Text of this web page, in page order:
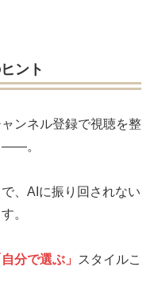
ント
ンネル登録で視聴を整
――。
、AIに振り回されない
。
分で選ぶ」
スタイルこ